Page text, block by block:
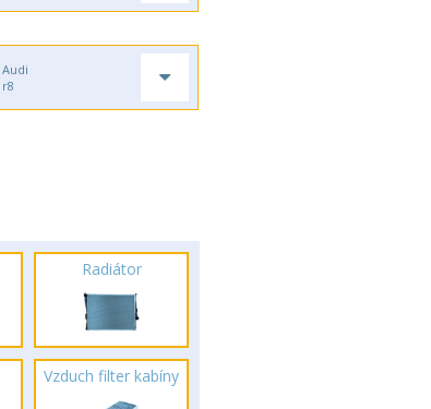
Audi
r8
Radiátor
Vzduch filter kabíny